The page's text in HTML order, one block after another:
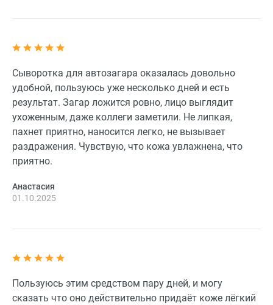
Сыворотка для автозагара оказалась довольно
удобной, пользуюсь уже несколько дней и есть
результат. Загар ложится ровно, лицо выглядит
ухоженным, даже коллеги заметили. Не липкая,
пахнет приятно, наносится легко, не вызывает
раздражения. Чувствую, что кожа увлажнена, что
приятно.
Анастасия
01.10.2025
Пользуюсь этим средством пару дней, и могу
сказать что оно действительно придаёт коже лёгкий